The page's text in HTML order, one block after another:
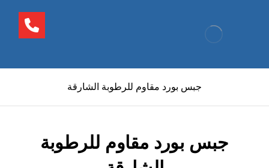
جبس بورد مقاوم للرطوبة الشارقة
جبس بورد مقاوم للرطوبة